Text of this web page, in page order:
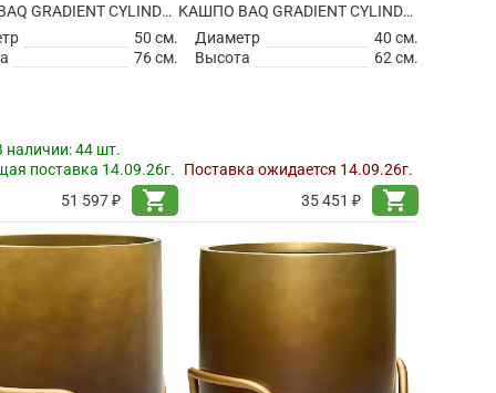
КАШПО BAQ GRADIENT CYLINDER ELEVATED HIGH MATT HONEY
50 см.
76 см.
наличии:44 шт.
поставка 14.09.26г.
51 597 ₽
shopping_cart
КАШПО BAQ GRADIENT CYLINDER ELEVATED HIGH MATT HONEY
Диаметр
40 см.
Высота
62 см.
Поставка ожидается 14.09.26г.
35 451 ₽
shopping_cart